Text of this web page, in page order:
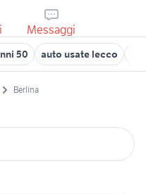
Messaggi
50 auto usate lecco
Berlina